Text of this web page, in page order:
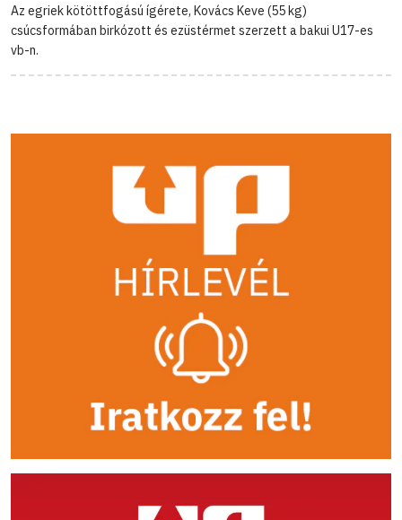
Az egriek kötöttfogású ígérete, Kovács Keve (55 kg)
csúcsformában birkózott és ezüstérmet szerzett a bakui U17-es
vb-n.